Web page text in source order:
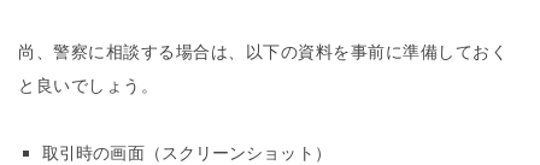
尚、警察に相談する場合は、以下の資料を事前に準備しておく
と良いでしょう。
取引時の画面（スクリーンショット）